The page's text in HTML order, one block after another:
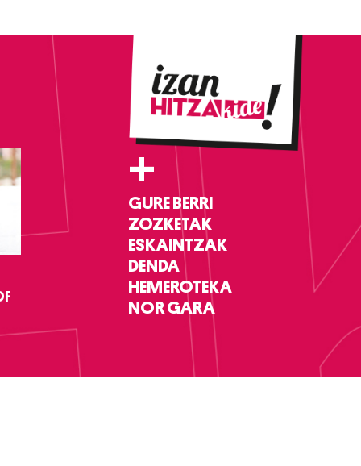
+
GURE BERRI
ZOZKETAK
ESKAINTZAK
DENDA
HEMEROTEKA
NOR GARA